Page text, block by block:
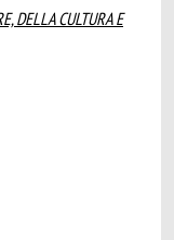
DELLA CULTURA E